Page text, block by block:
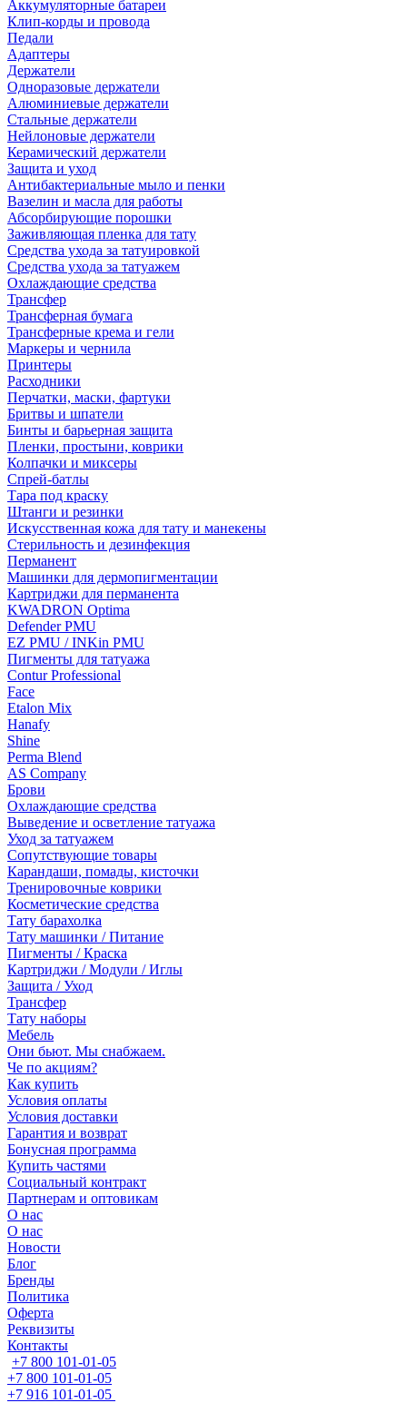
Аккумуляторные батареи
Клип-корды и провода
Педали
Адаптеры
Держатели
Одноразовые держатели
Алюминиевые держатели
Стальные держатели
Нейлоновые держатели
Керамический держатели
Защита и уход
Антибактериальные мыло и пенки
Вазелин и масла для работы
Абсорбирующие порошки
Заживляющая пленка для тату
Средства ухода за татуировкой
Средства ухода за татуажем
Охлаждающие средства
Трансфер
Трансферная бумага
Трансферные крема и гели
Маркеры и чернила
Принтеры
Расходники
Перчатки, маски, фартуки
Бритвы и шпатели
Бинты и барьерная защита
Пленки, простыни, коврики
Колпачки и миксеры
Спрей-батлы
Тара под краску
Штанги и резинки
Искусственная кожа для тату и манекены
Стерильность и дезинфекция
Перманент
Машинки для дермопигментации
Картриджи для перманента
KWADRON Optima
Defender PMU
EZ PMU / INKin PMU
Пигменты для татуажа
Contur Professional
Face
Etalon Mix
Hanafy
Shine
Perma Blend
AS Company
Брови
Охлаждающие средства
Выведение и осветление татуажа
Уход за татуажем
Сопутствующие товары
Карандаши, помады, кисточки
Тренировочные коврики
Косметические средства
Тату барахолка
Тату машинки / Питание
Пигменты / Краска
Картриджи / Модули / Иглы
Защита / Уход
Трансфер
Тату наборы
Мебель
Они бьют. Мы снабжаем.
Че по акциям?
Как купить
Условия оплаты
Условия доставки
Гарантия и возврат
Бонусная программа
Купить частями
Социальный контракт
Партнерам и оптовикам
О нас
О нас
Новости
Блог
Бренды
Политика
Оферта
Реквизиты
Контакты
+7 800 101-01-05
+7 800 101-01-05
+7 916 101-01-05